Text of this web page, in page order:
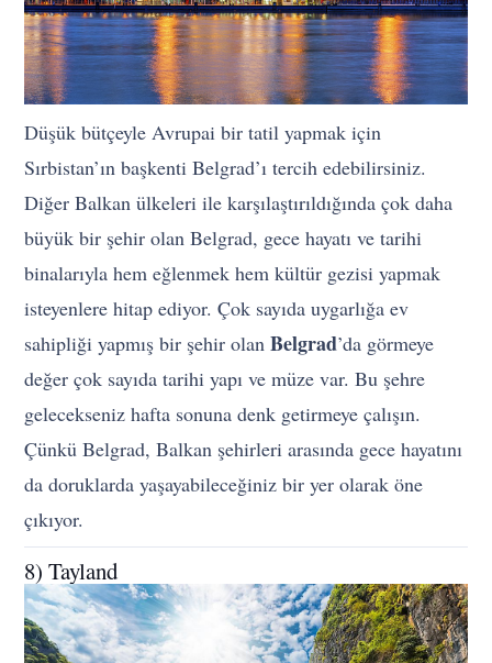
Düşük bütçeyle Avrupai bir tatil yapmak için
Sırbistan’ın başkenti Belgrad’ı tercih edebilirsiniz.
Diğer Balkan ülkeleri ile karşılaştırıldığında çok daha
büyük bir şehir olan Belgrad, gece hayatı ve tarihi
binalarıyla hem eğlenmek hem kültür gezisi yapmak
isteyenlere hitap ediyor. Çok sayıda uygarlığa ev
sahipliği yapmış bir şehir olanBelgrad’da görmeye
değer çok sayıda tarihi yapı ve müze var. Bu şehre
gelecekseniz hafta sonuna denk getirmeye çalışın.
Çünkü Belgrad, Balkan şehirleri arasında gece hayatını
da doruklarda yaşayabileceğiniz bir yer olarak öne
çıkıyor.
8) Tayland